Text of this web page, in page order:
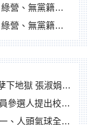
籍忙否認是烏龜
籍忙否認是烏龜
批：舌頭殺人有罪
園反毒防線升級政見
人頭氣球全登場